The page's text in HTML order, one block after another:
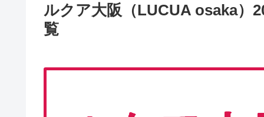
ルクア大阪（LUCUA osaka）
覧